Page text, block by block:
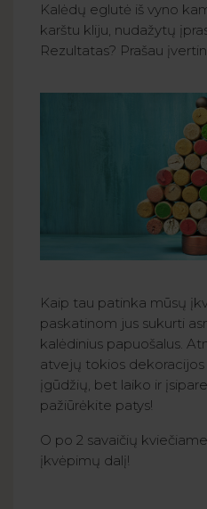
Kalėdų eglutė iš vyno
karštu kliju, nudažytų
Rezultatas? Prašau
Kaip tau patinka mūsų
paskatinom jus sukurti
kalėdinius papuošalus.
atvejų tokios
įgūdžių, bet laiko ir
pažiūrėkite patys!
O po 2 savaičių
įkvėpimų dalį!